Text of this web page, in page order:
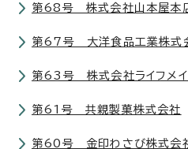
第68号 株式会社山本屋本
第67号 大洋食品工業株式
第63号 株式会社ライフメイ
第61号 共親製菓株式会社
第60号 金印わさび株式会